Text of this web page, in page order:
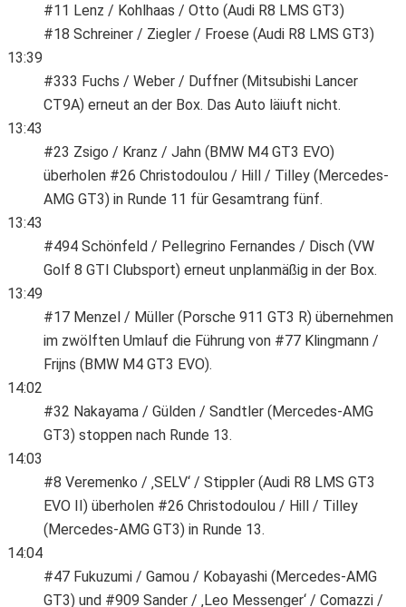
#11 Lenz / Kohlhaas / Otto (Audi R8 LMS GT3)
#18 Schreiner / Ziegler / Froese (Audi R8 LMS GT3)
13:39
#333 Fuchs / Weber / Duffner (Mitsubishi Lancer
CT9A) erneut an der Box. Das Auto läiuft nicht.
13:43
#23 Zsigo / Kranz / Jahn (BMW M4 GT3 EVO)
überholen #26 Christodoulou / Hill / Tilley (Mercedes-
AMG GT3) in Runde 11 für Gesamtrang fünf.
13:43
#494 Schönfeld / Pellegrino Fernandes / Disch (VW
Golf 8 GTI Clubsport) erneut unplanmäßig in der Box.
13:49
#17 Menzel / Müller (Porsche 911 GT3 R) übernehmen
im zwölften Umlauf die Führung von #77 Klingmann /
Frijns (BMW M4 GT3 EVO).
14:02
#32 Nakayama / Gülden / Sandtler (Mercedes-AMG
GT3) stoppen nach Runde 13.
14:03
#8 Veremenko / ‚SELV‘ / Stippler (Audi R8 LMS GT3
EVO II) überholen #26 Christodoulou / Hill / Tilley
(Mercedes-AMG GT3) in Runde 13.
14:04
#47 Fukuzumi / Gamou / Kobayashi (Mercedes-AMG
GT3) und #909 Sander / ‚Leo Messenger‘ / Comazzi /